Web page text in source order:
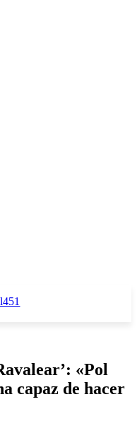
«Pol
capaz de hacer